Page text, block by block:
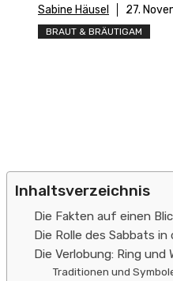
Sabine Häusel 27.
BRAUT & BRÄUTIGAM
Inhaltsverzeichnis
Die Fakten auf einen
Die Rolle des Sabbats
Die Verlobung: Ring und
Traditionen und